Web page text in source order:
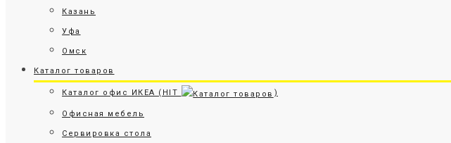
Казань
Уфа
Омск
Каталог товаров
Каталог офис ИКЕА (HIT )
Офисная мебель
Сервировка стола